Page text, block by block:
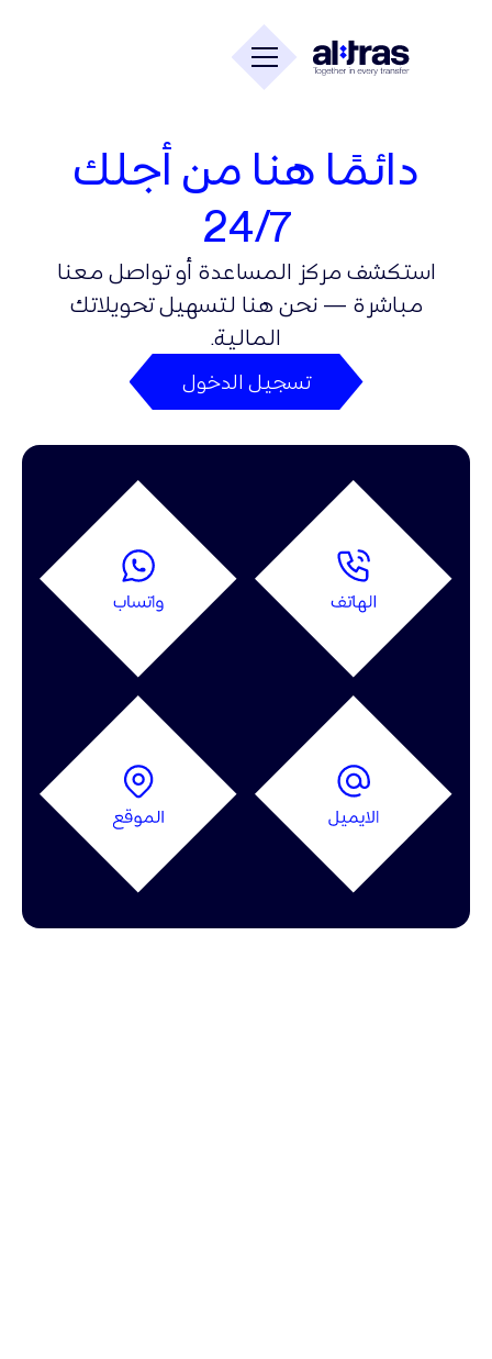
دائمًا هنا من أجلك
24/7
استكشف مركز المساعدة أو تواصل معنا
مباشرة — نحن هنا لتسهيل تحويلاتك
المالية.
تسجيل الدخول